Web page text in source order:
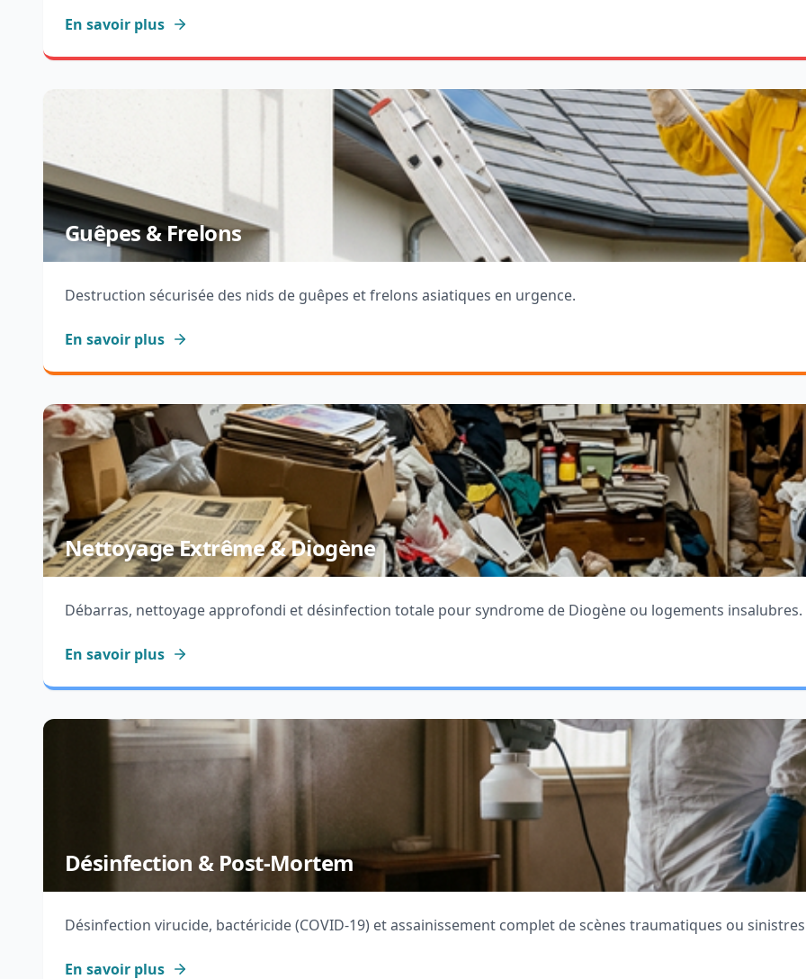
En savoir plus
Guêpes & Frelons
Destruction sécurisée des nids de guêpes et frelons asiatiques en urgence.
En savoir plus
Nettoyage Extrême & Diogène
Débarras, nettoyage approfondi et désinfection totale pour syndrome de Diogène ou logements insalubres.
En savoir plus
Désinfection & Post-Mortem
Désinfection virucide, bactéricide (COVID-19) et assainissement complet de scènes traumatiques ou
En savoir plus